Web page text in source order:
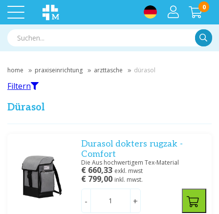
0
home praxiseinrichtung arzttasche dürasol
Nach Marke filtern
Dürasol (66)
Filtern
Dürasol
Durasol dokters rugzak -
Comfort
Die Aus hochwertigem Tex-Material
€ 660,33 exkl. mwst
€ 799,00 inkl. mwst.
- +